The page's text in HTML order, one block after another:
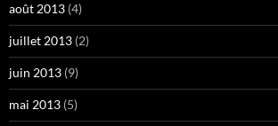
août 2013 (4)
juillet 2013 (2)
juin 2013 (9)
mai 2013 (5)